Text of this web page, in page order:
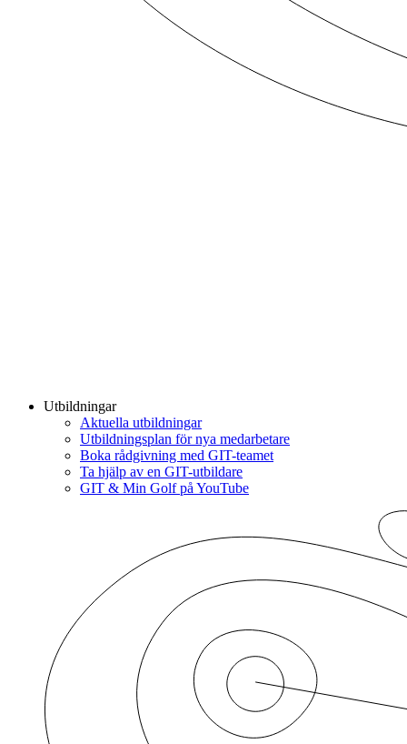
Utbildningar
Aktuella utbildningar
Utbildningsplan för nya medarbetare
Boka rådgivning med GIT-teamet
Ta hjälp av en GIT-utbildare
GIT & Min Golf på YouTube